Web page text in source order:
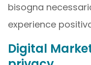
bisogna
experience
Digital